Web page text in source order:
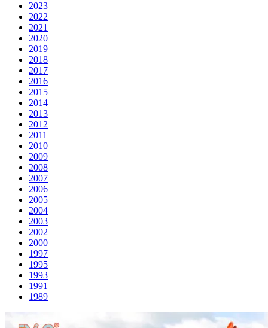
2023
2022
2021
2020
2019
2018
2017
2016
2015
2014
2013
2012
2011
2010
2009
2008
2007
2006
2005
2004
2003
2002
2000
1997
1995
1993
1991
1989